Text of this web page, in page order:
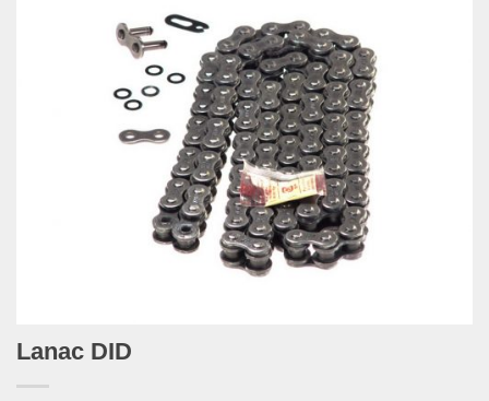
Lanac DID